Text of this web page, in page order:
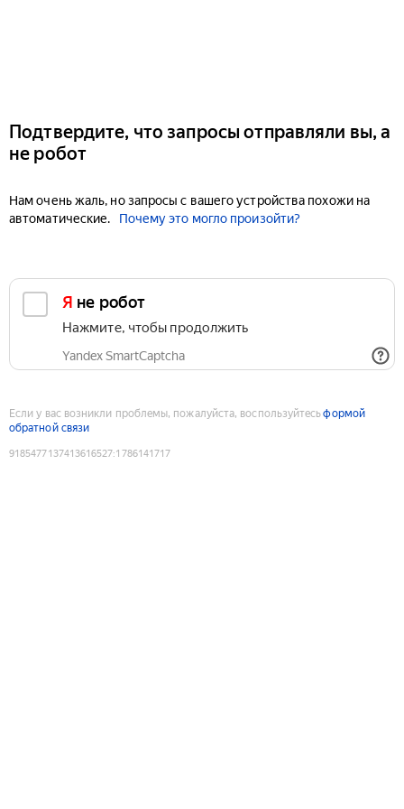
Подтвердите, что запросы отправляли вы, а
не робот
Нам очень жаль, но запросы с вашего устройства похожи на
автоматические.
Почему это могло произойти?
Я не робот
Нажмите, чтобы продолжить
Yandex SmartCaptcha
Если у вас возникли проблемы, пожалуйста, воспользуйтесьформой
обратной связи
9185477137413616527:1786141717